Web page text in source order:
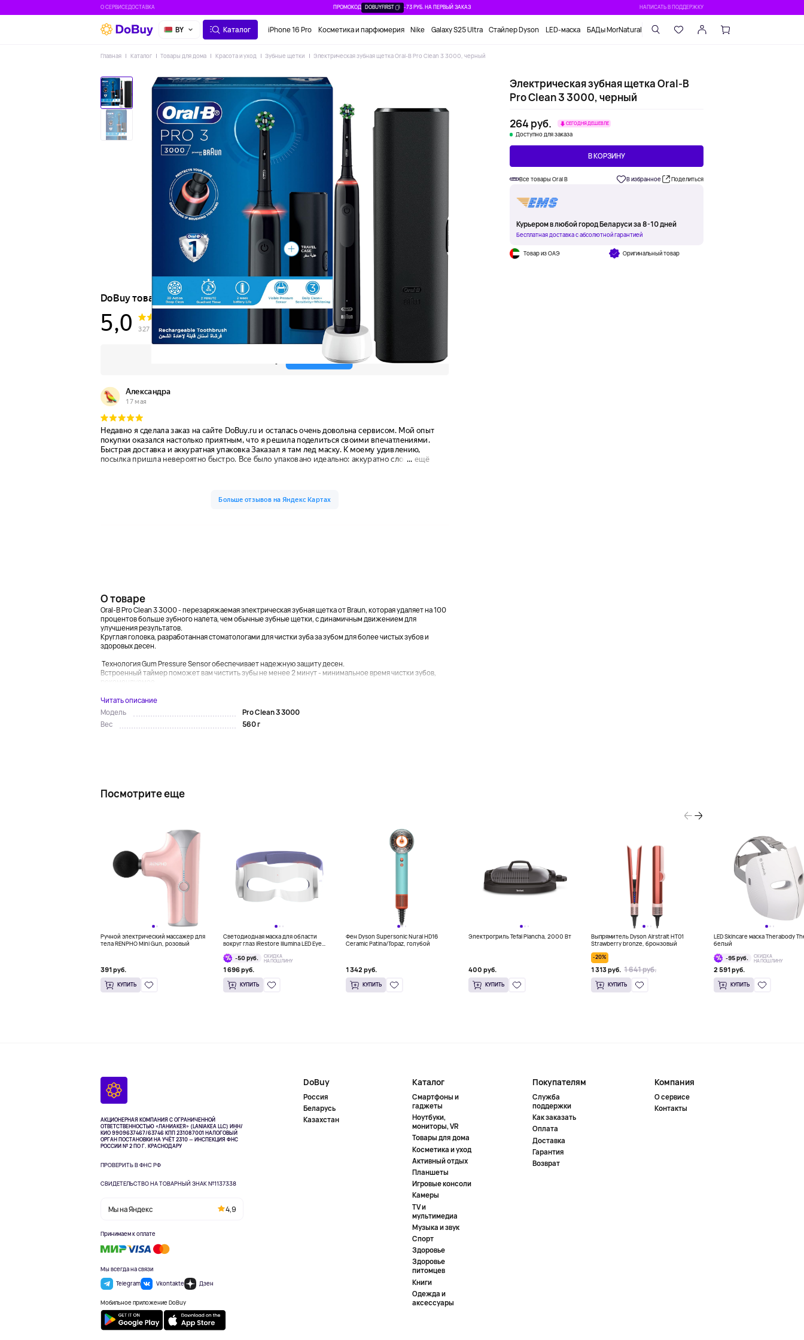
О СЕРВИСЕДОСТАВКА ПРОМОКОД DOBUYFIRST -73 РУБ. НА ПЕРВЫЙ ЗАКАЗ НАПИСАТЬ В ПОДДЕРЖКУ
BY Каталог iPhone 16 Pro Косметика и парфюмерия Nike Galaxy S25 Ultra Стайлер Dyson LED-маска БАДы MorNatural
Главная Каталог Товары для дома Красота и уход Зубные щетки Электрическая зубная щетка Oral-B Pro Clean 3 3000, черный
Электрическая зубная щетка Oral-B
Pro Clean 3 3000, черный
264 руб.
СЕГОДНЯ ДЕШЕВЛЕ
Доступно для заказа
В КОРЗИНУ
Все товары Oral B В избранное Поделиться
Курьером в любой город Беларуси за 8-10 дней
Бесплатная доставка с абсолютной гарантией
Товар из ОАЭ Оригинальный товар
О товаре
Oral-B Pro Clean 3 3000 - перезаряжаемая электрическая зубная щетка от Braun, которая удаляет на 100
процентов больше зубного налета, чем обычные зубные щетки, с динамичным движением для
улучшения результатов.
Круглая головка, разработанная стоматологами для чистки зуба за зубом для более чистых зубов и
здоровых десен.
Технология Gum Pressure Sensor обеспечивает надежную защиту десен.
Встроенный таймер поможет вам чистить зубы не менее 2 минут - минимальное время чистки зубов,
Читать описание
Модель
Pro Clean 3 3000
Вес
560 г
Посмотрите еще
Ручной электрический массажер для
тела RENPHO Mini Gun, розовый
391 руб.
КУПИТЬ
Светодиодная маска для области
вокруг глаз iRestore Illumina LED Eye
-50 руб.
СКИДКА
НА ПОШЛИНУ
1 696 руб.
КУПИТЬ
Фен Dyson Supersonic Nural HD16
Ceramic Patina/Topaz, голубой
1 342 руб.
КУПИТЬ
Электрогриль Tefal Plancha, 2000 Вт
400 руб.
КУПИТЬ
Выпрямитель Dyson Airstrait HT01
Strawberry bronze, бронзовый
-20%
1 313 руб. 1 641 руб.
КУПИТЬ
LED Skincare маска Therabody
белый
-95 руб.
СКИДКА
НА ПОШЛИНУ
2 591 руб.
КУПИТЬ
АКЦИОНЕРНАЯ КОМПАНИЯ С ОГРАНИЧЕННОЙ
ОТВЕТСТВЕННОСТЬЮ «ЛАНИАКЕЯ» (LANIAKEA LLC) ИНН/
КИО 9909637467/63746 КПП 231087001НАЛОГОВЫЙ
ОРГАН ПОСТАНОВКИ НА УЧЁТ 2310 — ИНСПЕКЦИЯ ФНС
РОССИИ № 2 ПО Г. КРАСНОДАРУ
ПРОВЕРИТЬ В ФНС РФ
СВИДЕТЕЛЬСТВО НА ТОВАРНЫЙ ЗНАК №1137338
Мы на Яндекс 4,9
Принимаем к оплате
Мы всегда на связи
Telegram
Vkontakte Дзен
Мобильное приложение DoBuy
DoBuy
Россия
Беларусь
Казахстан
Каталог
Смартфоны и
гаджеты
Ноутбуки,
мониторы, VR
Товары для дома
Косметика и уход
Активный отдых
Планшеты
Игровые консоли
Камеры
TV и
мультимедиа
Музыка и звук
Спорт
Здоровье
Здоровье
питомцев
Книги
Одежда и
аксессуары
Покупателям
Служба
поддержки
Как заказать
Оплата
Доставка
Гарантия
Возврат
Компания
О сервисе
Контакты